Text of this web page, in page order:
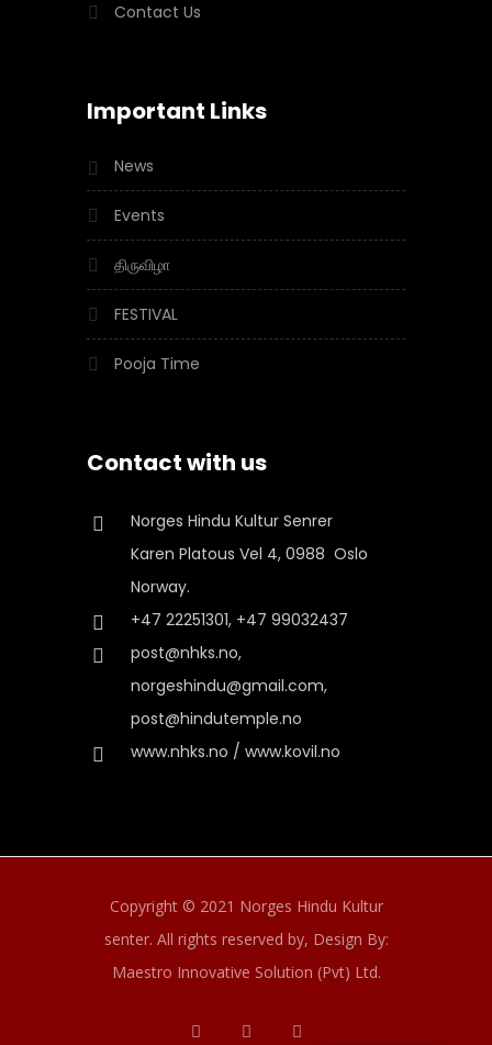
Contact Us
Important Links
News
Events
திருவிழா
FESTIVAL
Pooja Time
Contact with us
Norges Hindu Kultur Senrer
Karen Platous Vel 4, 0988 Oslo
Norway.
+47 22251301, +47 99032437
post@nhks.no,
norgeshindu@gmail.com,
post@hindutemple.no
www.nhks.no / www.kovil.no
Copyright © 2021 Norges Hindu Kultur
senter. All rights reserved by, Design By:
Maestro Innovative Solution (Pvt) Ltd.